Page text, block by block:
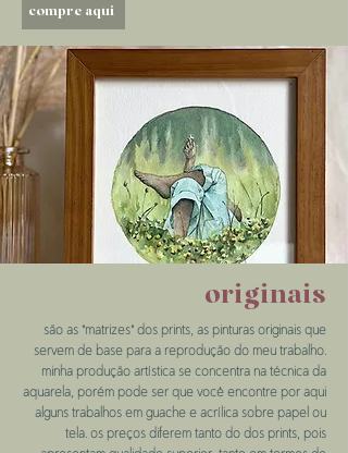
compre aqui
originais
são as "matrizes" dos prints, as pinturas originais que
servem de base para a reprodução do meu trabalho.
minha produção artística se concentra na técnica da
aquarela, porém pode ser que você encontre por aqui
alguns trabalhos em guache e acrílica sobre papel ou
tela. os preços diferem tanto do dos prints, pois